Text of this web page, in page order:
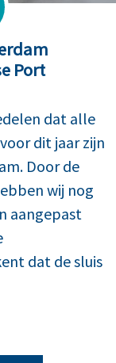
Port
dat alle
dit jaar zijn
Door de
wij nog
aangepast
dat de sluis